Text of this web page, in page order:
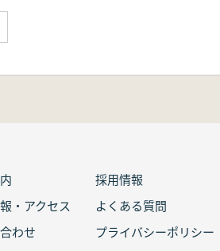
採用情報
・アクセス
よくある質問
わせ
プライバシーポリシー